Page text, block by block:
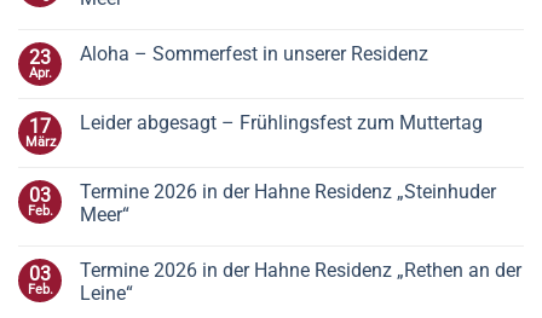
23
Apr.
Aloha – Sommerfest in unserer Residenz
17
März
Leider abgesagt – Frühlingsfest zum Muttertag
03
Feb.
Termine 2026 in der Hahne Residenz „Steinhuder
Meer“
03
Feb.
Termine 2026 in der Hahne Residenz „Rethen an der
Leine“